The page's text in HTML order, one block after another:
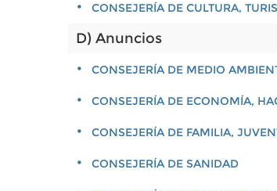
CONSEJERÍA DE CULTURA,
D) Anuncios
CONSEJERÍA DE MEDIO
CONSEJERÍA DE ECONOMÍA,
CONSEJERÍA DE FAMILIA,
CONSEJERÍA DE SANIDAD